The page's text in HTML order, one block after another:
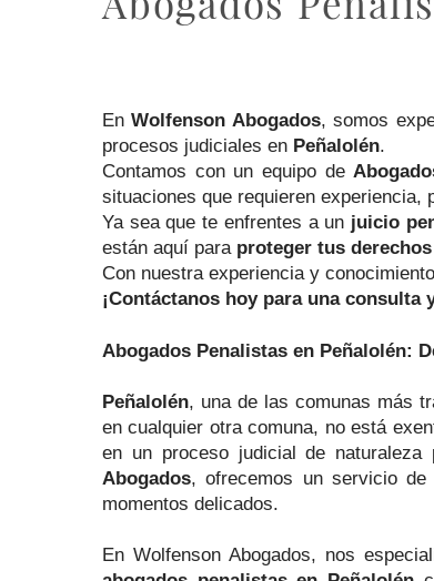
EnWolfenson Abogados, somos
procesos judiciales en Peñalolén.
Contamos con un equipo de
situaciones que requieren experiencia,
Ya sea que te enfrentes a un juicio
están aquí para proteger tus derechos
Con nuestra experiencia y
¡Contáctanos hoy para una
Abogados Penalistas en Peñalolén:
Peñalolén, una de las comunas más
en cualquier otra comuna, no está
en un proceso judicial de naturaleza
Abogados, ofrecemos un servicio de
momentos delicados.
En Wolfenson Abogados, nos